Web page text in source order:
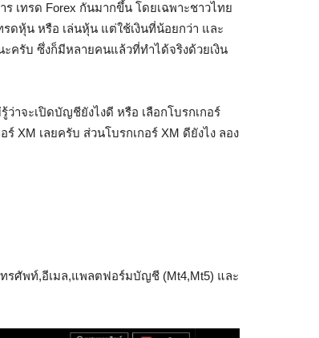
เทรด Forex กันมากขึ้น โดยเฉพาะชาวไทย
ดหุ้น หรือ เล่นหุ้น แต่ใช้เงินที่น้อยกว่า และ
ครับ ซึ่งก็มีหลายคนแล้วที่ทำได้จริงด้วยเงิน
าจะเปิดบัญชียังไงดี หรือ เลือกโบรกเกอร์
XM เลยครับ ส่วนโบรกเกอร์ XM ดียังไง ลอง
รศัพท์,อีเมล,แพลตฟอร์มบัญชี (Mt4,Mt5) และ